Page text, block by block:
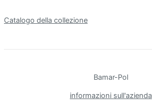
Catalogo della collezione
Bamar-Pol
informazioni sull'azienda